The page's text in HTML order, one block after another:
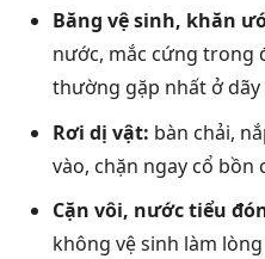
Băng vệ sinh, khăn
nước, mắc cứng trong
thường gặp nhất ở
Rơi dị vật: bàn chải,
vào, chặn ngay cổ bồn
Cặn vôi, nước tiểu
không vệ sinh làm